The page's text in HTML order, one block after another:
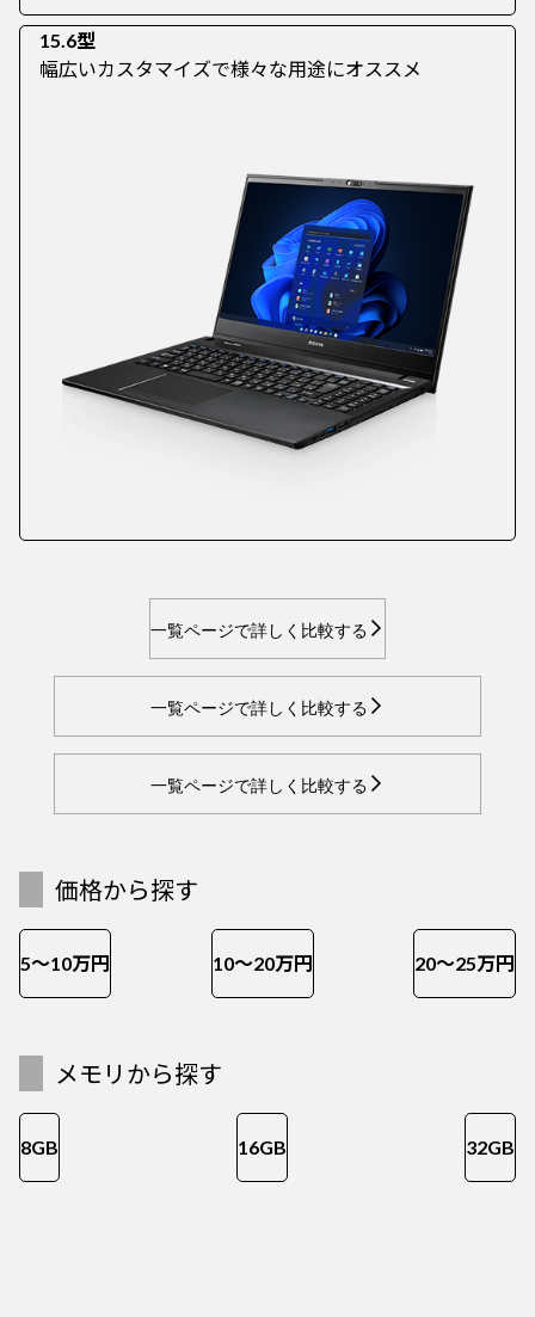
15.6型
幅広いカスタマイズで様々な用途にオススメ
一覧ページで詳しく比較する
一覧ページで詳しく比較する
一覧ページで詳しく比較する
価格から探す
5～10万円 10～20万円 20～25万円
メモリから探す
8GB 16GB 32GB